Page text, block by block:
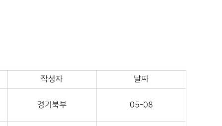
작성자 날짜
경기북부 05-08